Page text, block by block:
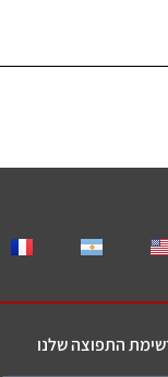
התפוצה שלנו